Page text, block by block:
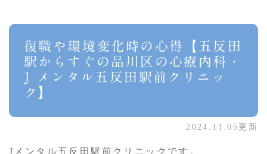
復職や環境変化時の心得【五反田
駅からすぐの品川区の心療内科・
J メンタル五反田駅前クリニッ
ク】
2024.11.05更新
Jメンタル五反田駅前クリニックです。